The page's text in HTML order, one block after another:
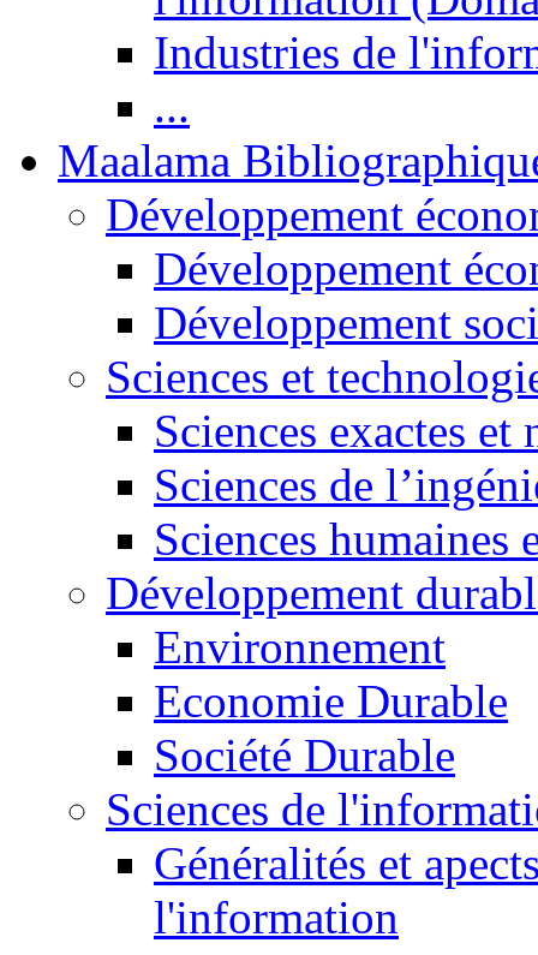
Industries de
...
Maalama
Développement
Développement
Développement
Sciences et
Sciences exactes et
Sciences de
Sciences humaines
Développement
Environnement
Economie Durable
Société Durable
Sciences de
Généralités et
l'information